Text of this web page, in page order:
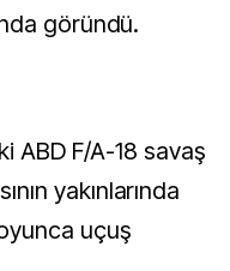
göründü.
ABD F/A-18 savaş
yakınlarında
uçuş